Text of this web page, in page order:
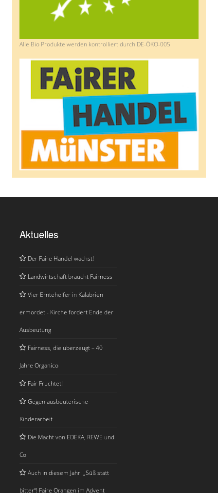
Alle Bio Produkte werden kontrolliert durch DE-ÖKO-005
Aktuelles
Der Faire Handel wächst!
Landwirtschaft braucht Fairness
Vier Erntehelfer in Kalabrien
ermordet - Kirche fordert Ende der
Ausbeutung
Fairness, die überzeugt – 40
Jahre Organico
Fair Fruchtet!
Gegen ausbeuterische
Kinderarbeit
Die Macht von EDEKA, REWE und
Co
Auch in diesem Jahr: „Süß statt
bitter“! Faire Orangen im Advent